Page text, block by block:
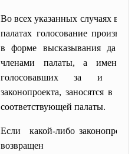
Во всех указанных случаях в
палатах голосование
в форме высказывания да и
членами палаты, а имена
голосовавших за и
законопроекта, заносятся в
соответствующей палаты.
Если какой-либо законопроект
возвращен